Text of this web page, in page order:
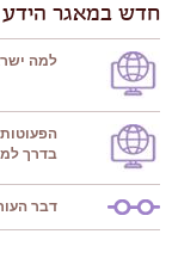
חדש במאגר הידע
למה
בדרך
דבר